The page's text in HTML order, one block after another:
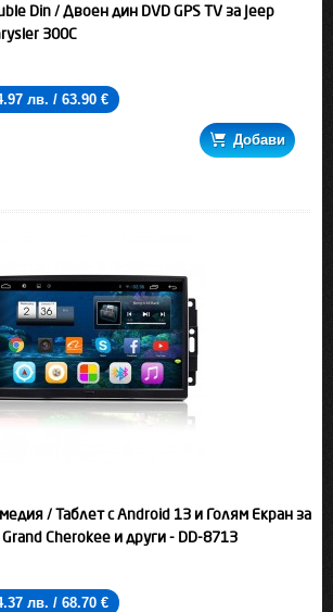
Din / Двоен дин DVD GPS TV за Jeep
300C
лв. / 63.90 €
Добави
/ Таблет с Android 13 и Голям Екран за
Cherokee и други - DD-8713
лв. / 68.70 €